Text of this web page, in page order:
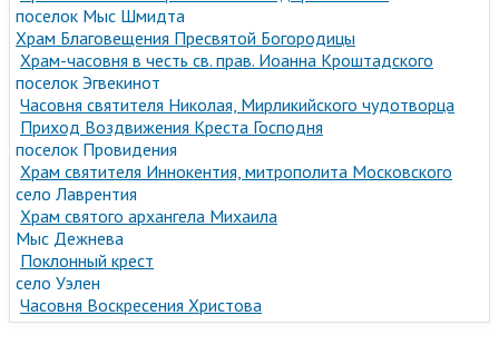
поселок Мыс Шмидта
Храм Благовещения Пресвятой Богородицы
Храм-часовня в честь св. прав. Иоанна Кроштадского
поселок Эгвекинот
Часовня святителя Николая, Мирликийского чудотворца
Приход Воздвижения Креста Господня
поселок Провидения
Храм святителя Иннокентия, митрополита Московского
село Лаврентия
Храм святого архангела Михаила
Мыс Дежнева
Поклонный крест
село Уэлен
Часовня Воскресения Христова